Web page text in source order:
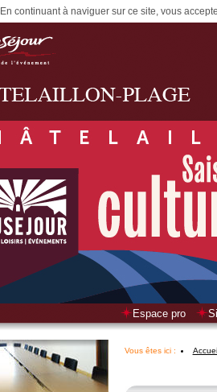
En continuant à naviguer sur ce site, vous
Espace pro
Vous êtes ici :